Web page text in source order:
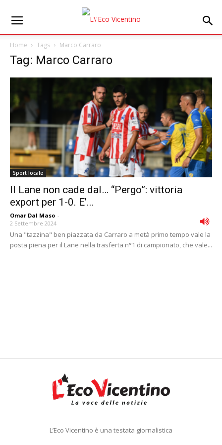
Home Tags Marco Carraro
Tag: Marco Carraro
Sport locale
Il Lane non cade dal… “Pergo”: vittoria
export per 1-0. E’...
Omar Dal Maso -
2 Settembre 2024
Una "tazzina" ben piazzata da Carraro a metà primo tempo vale la
posta piena per il Lane nella trasferta n°1 di campionato, che vale...
L’Eco Vicentino è una testata giornalistica